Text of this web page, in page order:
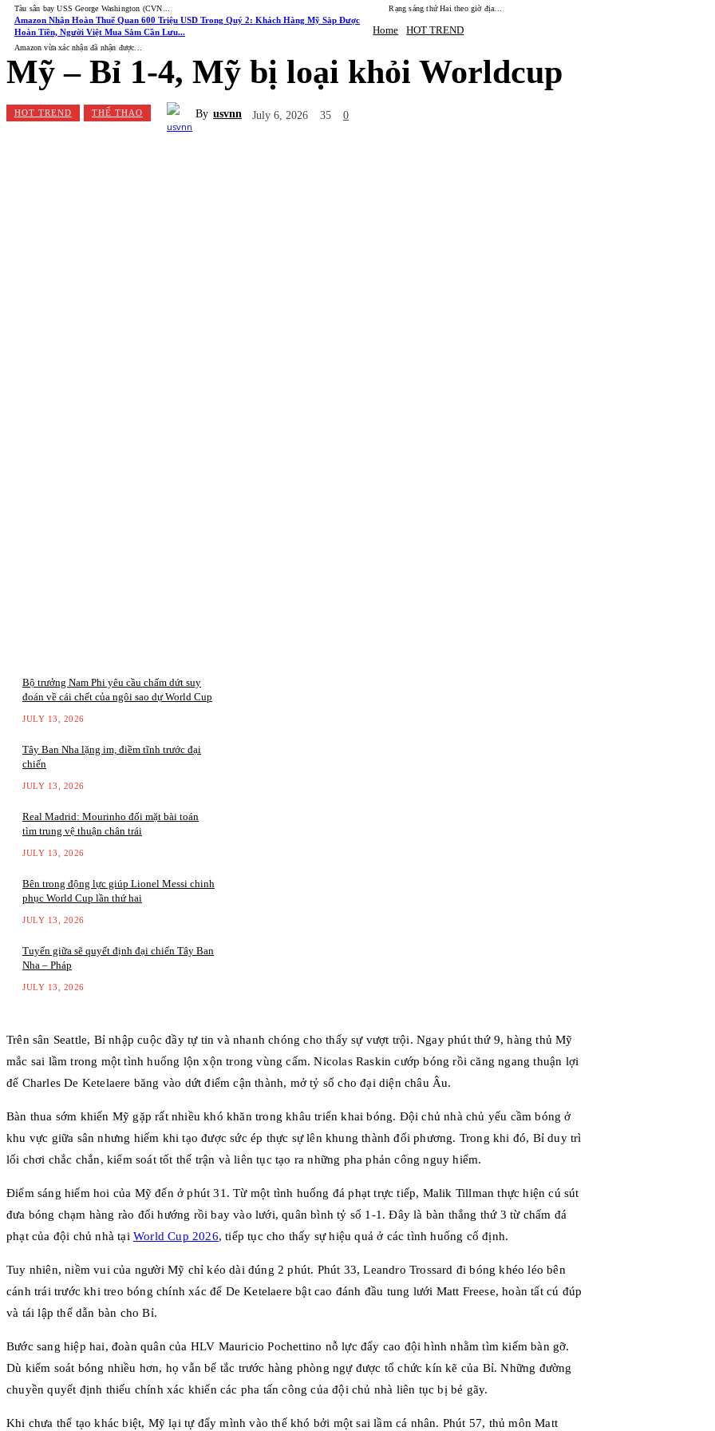
Tàu sân bay USS George Washington (CVN... Rạng sáng thứ Hai theo giờ địa...
Amazon Nhận Hoàn Thuế Quan 600 Triệu USD Trong Quý 2: Khách Hàng Mỹ Sắp Được
Hoàn Tiền, Người Việt Mua Sắm Cần Lưu...
Amazon vừa xác nhận đã nhận được...
Home HOT TREND
Mỹ – Bỉ 1-4, Mỹ bị loại khỏi Worldcup
HOT TREND THỂ THAO By usvnn July 6, 2026 35 0
Bộ trưởng Nam Phi yêu cầu chấm dứt suy
đoán về cái chết của ngôi sao dự World Cup
JULY 13, 2026
Tây Ban Nha lặng im, điềm tĩnh trước đại
chiến
JULY 13, 2026
Real Madrid: Mourinho đối mặt bài toán
tìm trung vệ thuận chân trái
JULY 13, 2026
Bên trong động lực giúp Lionel Messi chinh
phục World Cup lần thứ hai
JULY 13, 2026
Tuyến giữa sẽ quyết định đại chiến Tây Ban
Nha – Pháp
JULY 13, 2026
Trên sân Seattle, Bỉ nhập cuộc đầy tự tin và nhanh chóng cho thấy sự vượt trội. Ngay phút thứ 9, hàng thủ Mỹ
mắc sai lầm trong một tình huống lộn xộn trong vùng cấm. Nicolas Raskin cướp bóng rồi căng ngang thuận lợi
để Charles De Ketelaere băng vào dứt điểm cận thành, mở tỷ số cho đại diện châu Âu.
Bàn thua sớm khiến Mỹ gặp rất nhiều khó khăn trong khâu triển khai bóng. Đội chủ nhà chủ yếu cầm bóng ở
khu vực giữa sân nhưng hiếm khi tạo được sức ép thực sự lên khung thành đối phương. Trong khi đó, Bỉ duy trì
lối chơi chắc chắn, kiểm soát tốt thế trận và liên tục tạo ra những pha phản công nguy hiểm.
Điểm sáng hiếm hoi của Mỹ đến ở phút 31. Từ một tình huống đá phạt trực tiếp, Malik Tillman thực hiện cú sút
đưa bóng chạm hàng rào đổi hướng rồi bay vào lưới, quân bình tỷ số 1-1. Đây là bàn thắng thứ 3 từ chấm đá
phạt của đội chủ nhà tại World Cup 2026, tiếp tục cho thấy sự hiệu quả ở các tình huống cố định.
Tuy nhiên, niềm vui của người Mỹ chỉ kéo dài đúng 2 phút. Phút 33, Leandro Trossard đi bóng khéo léo bên
cánh trái trước khi treo bóng chính xác để De Ketelaere bật cao đánh đầu tung lưới Matt Freese, hoàn tất cú đúp
và tái lập thế dẫn bàn cho Bỉ.
Bước sang hiệp hai, đoàn quân của HLV Mauricio Pochettino nỗ lực đẩy cao đội hình nhằm tìm kiếm bàn gỡ.
Dù kiểm soát bóng nhiều hơn, họ vẫn bế tắc trước hàng phòng ngự được tổ chức kín kẽ của Bỉ. Những đường
chuyền quyết định thiếu chính xác khiến các pha tấn công của đội chủ nhà liên tục bị bẻ gãy.
Khi chưa thể tạo khác biệt, Mỹ lại tự đẩy mình vào thế khó bởi một sai lầm cá nhân. Phút 57, thủ môn Matt